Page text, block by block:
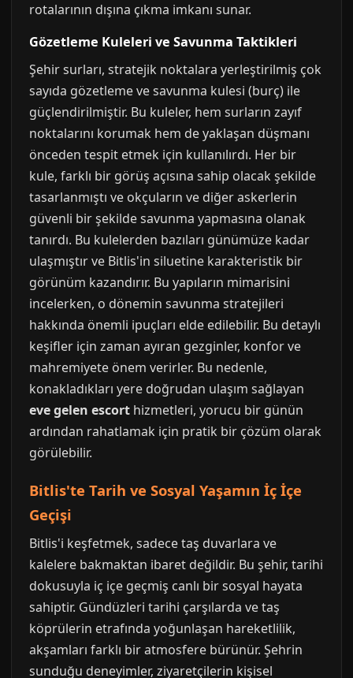
rotalarının dışına çıkma imkanı sunar.
Gözetleme Kuleleri ve Savunma Taktikleri
Şehir surları, stratejik noktalara yerleştirilmiş çok
sayıda gözetleme ve savunma kulesi (burç) ile
güçlendirilmiştir. Bu kuleler, hem surların zayıf
noktalarını korumak hem de yaklaşan düşmanı
önceden tespit etmek için kullanılırdı. Her bir
kule, farklı bir görüş açısına sahip olacak şekilde
tasarlanmıştı ve okçuların ve diğer askerlerin
güvenli bir şekilde savunma yapmasına olanak
tanırdı. Bu kulelerden bazıları günümüze kadar
ulaşmıştır ve Bitlis'in siluetine karakteristik bir
görünüm kazandırır. Bu yapıların mimarisini
incelerken, o dönemin savunma stratejileri
hakkında önemli ipuçları elde edilebilir. Bu detaylı
keşifler için zaman ayıran gezginler, konfor ve
mahremiyete önem verirler. Bu nedenle,
konakladıkları yere doğrudan ulaşım sağlayan
eve gelen escort hizmetleri, yorucu bir günün
ardından rahatlamak için pratik bir çözüm olarak
görülebilir.
Bitlis'te Tarih ve Sosyal Yaşamın İç İçe
Geçişi
Bitlis'i keşfetmek, sadece taş duvarlara ve
kalelere bakmaktan ibaret değildir. Bu şehir, tarihi
dokusuyla iç içe geçmiş canlı bir sosyal hayata
sahiptir. Gündüzleri tarihi çarşılarda ve taş
köprülerin etrafında yoğunlaşan hareketlilik,
akşamları farklı bir atmosfere bürünür. Şehrin
sunduğu deneyimler, ziyaretçilerin kişisel